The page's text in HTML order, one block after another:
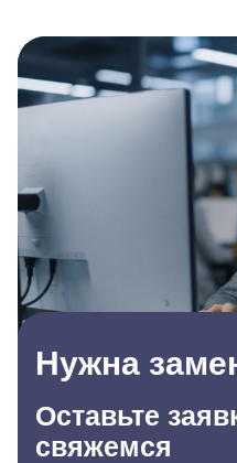
Нужна
Оставьте
свяжемся